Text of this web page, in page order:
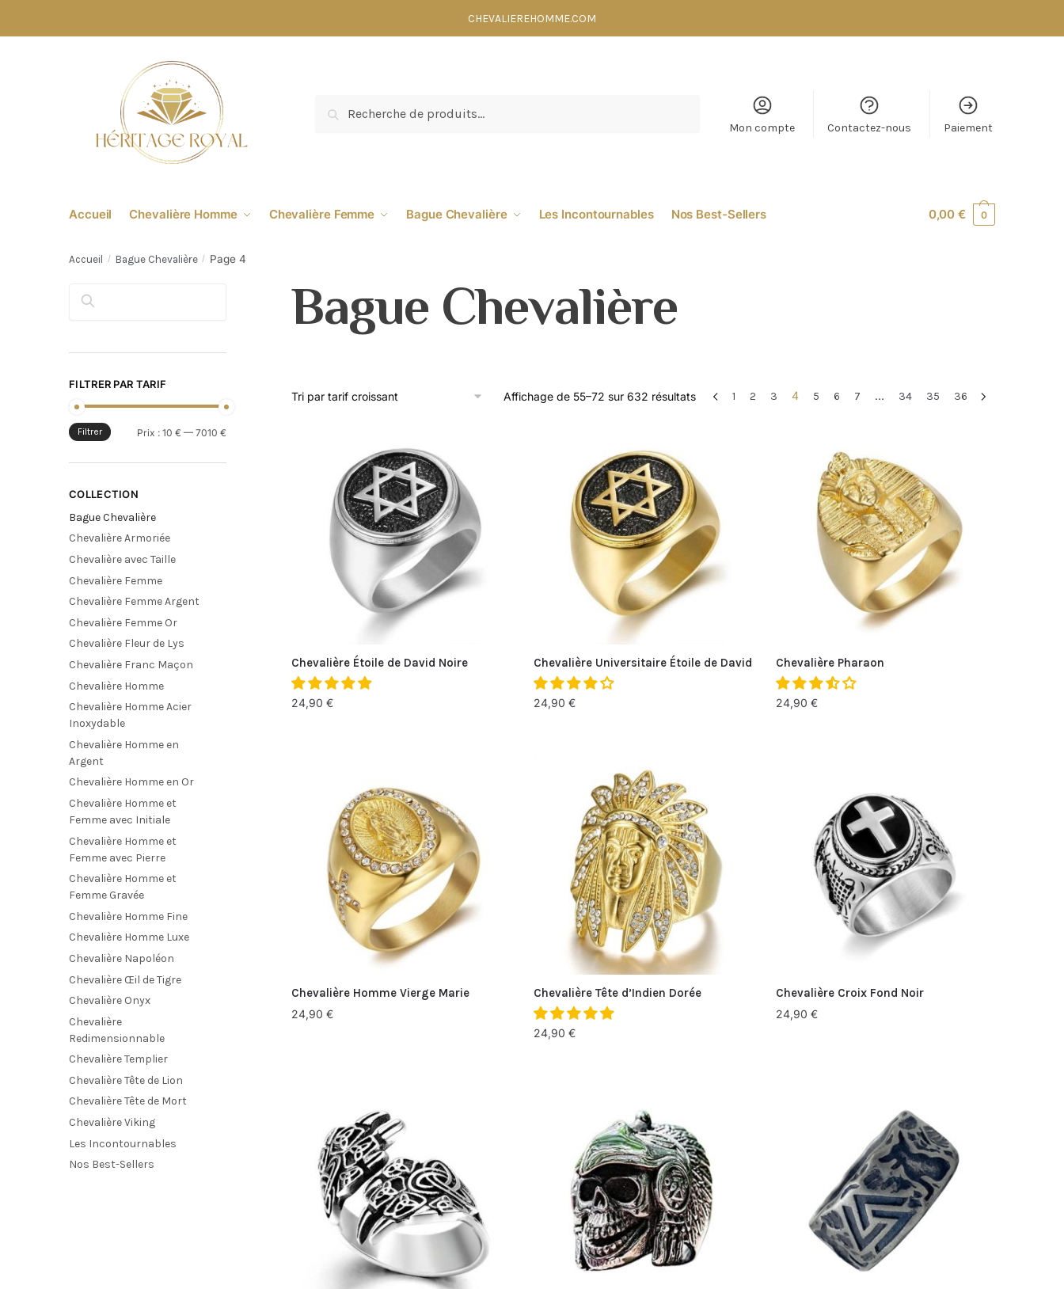
CHEVALIEREHOMME.COM
Recherche
Mon compte Contactez-nous Paiement
Accueil Chevalière Homme Chevalière Femme Bague Chevalière Les Incontournables Nos Best-Sellers 0,00€ 0
Accueil / Bague Chevalière / Page 4
Bague Chevalière
Affichage de 55–72 sur 632 résultats 1 2 3 4 5 6 7 … 34 35 36
Chevalière Étoile de David Noire
24,90 €
Chevalière Universitaire Étoile de David
24,90 €
Chevalière Pharaon
24,90€
Chevalière Homme Vierge Marie
24,90 €
Chevalière Tête d’Indien Dorée
24,90 €
Chevalière Croix Fond Noir
24,90€
FILTRER PAR TARIF
Filtrer Prix : 10 € — 7010 €
COLLECTION
Bague Chevalière
Chevalière Armoriée
Chevalière avec Taille
Chevalière Femme
Chevalière Femme Argent
Chevalière Femme Or
Chevalière Fleur de Lys
Chevalière Franc Maçon
Chevalière Homme
Chevalière Homme Acier
Inoxydable
Chevalière Homme en
Argent
Chevalière Homme en Or
Chevalière Homme et
Femme avec Initiale
Chevalière Homme et
Femme avec Pierre
Chevalière Homme et
Femme Gravée
Chevalière Homme Fine
Chevalière Homme Luxe
Chevalière Napoléon
Chevalière Œil de Tigre
Chevalière Onyx
Chevalière
Redimensionnable
Chevalière Templier
Chevalière Tête de Lion
Chevalière Tête de Mort
Chevalière Viking
Les Incontournables
Nos Best-Sellers